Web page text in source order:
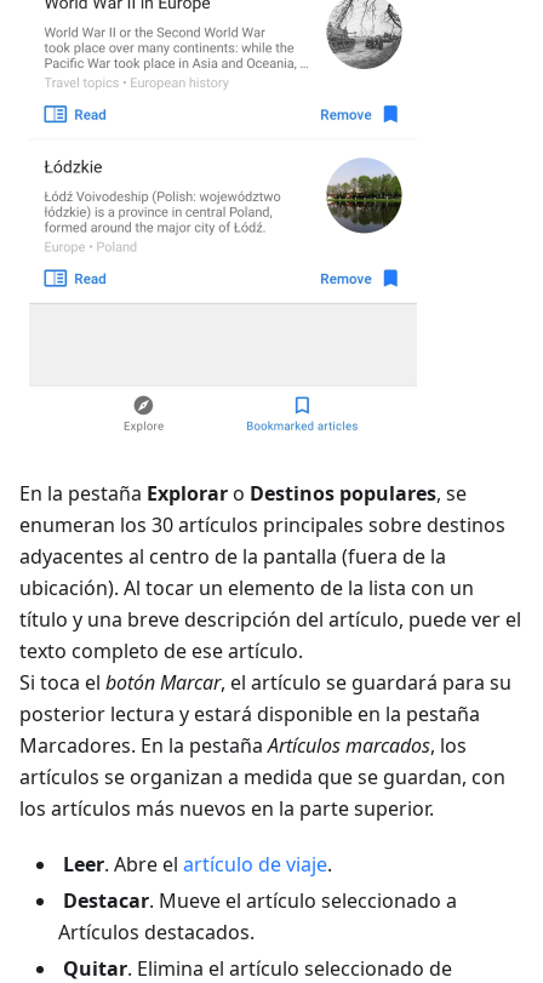
En la pestaña Exploraro Destinos populares, se
enumeran los 30 artículos principales sobre destinos
adyacentes al centro de la pantalla (fuera de la
ubicación). Al tocar un elemento de la lista con un
título y una breve descripción del artículo, puede ver el
texto completo de ese artículo.
Si toca el botón Marcar, el artículo se guardará para su
posterior lectura y estará disponible en la pestaña
Marcadores. En la pestañaArtículos marcados, los
artículos se organizan a medida que se guardan, con
los artículos más nuevos en la parte superior.
Leer. Abre el artículo de viaje.
Destacar. Mueve el artículo seleccionado a
Artículos destacados.
Quitar. Elimina el artículo seleccionado de